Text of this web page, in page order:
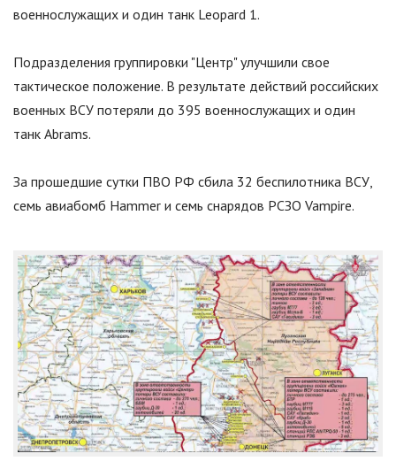
военнослужащих и один танк Leopard 1.
Подразделения группировки "Центр"улучшили свое
тактическое положение. В результате действий российских
военных ВСУ потеряли до 395 военнослужащих и один
танк Abrams.
За прошедшие сутки ПВО РФ сбила 32 беспилотника ВСУ,
семь авиабомб Hammer и семь снарядов РСЗО Vampire.